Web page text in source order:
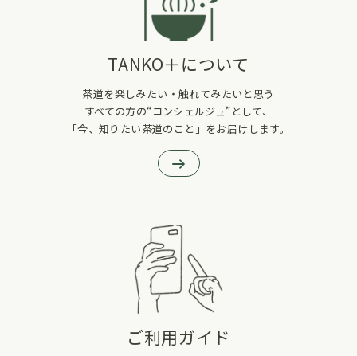
TANKO＋について
茶道を楽しみたい・触れてみたいと思う
すべての方の“コンシェルジュ”として、
「今、知りたい茶道のこと」をお届けします。
ご利用ガイド